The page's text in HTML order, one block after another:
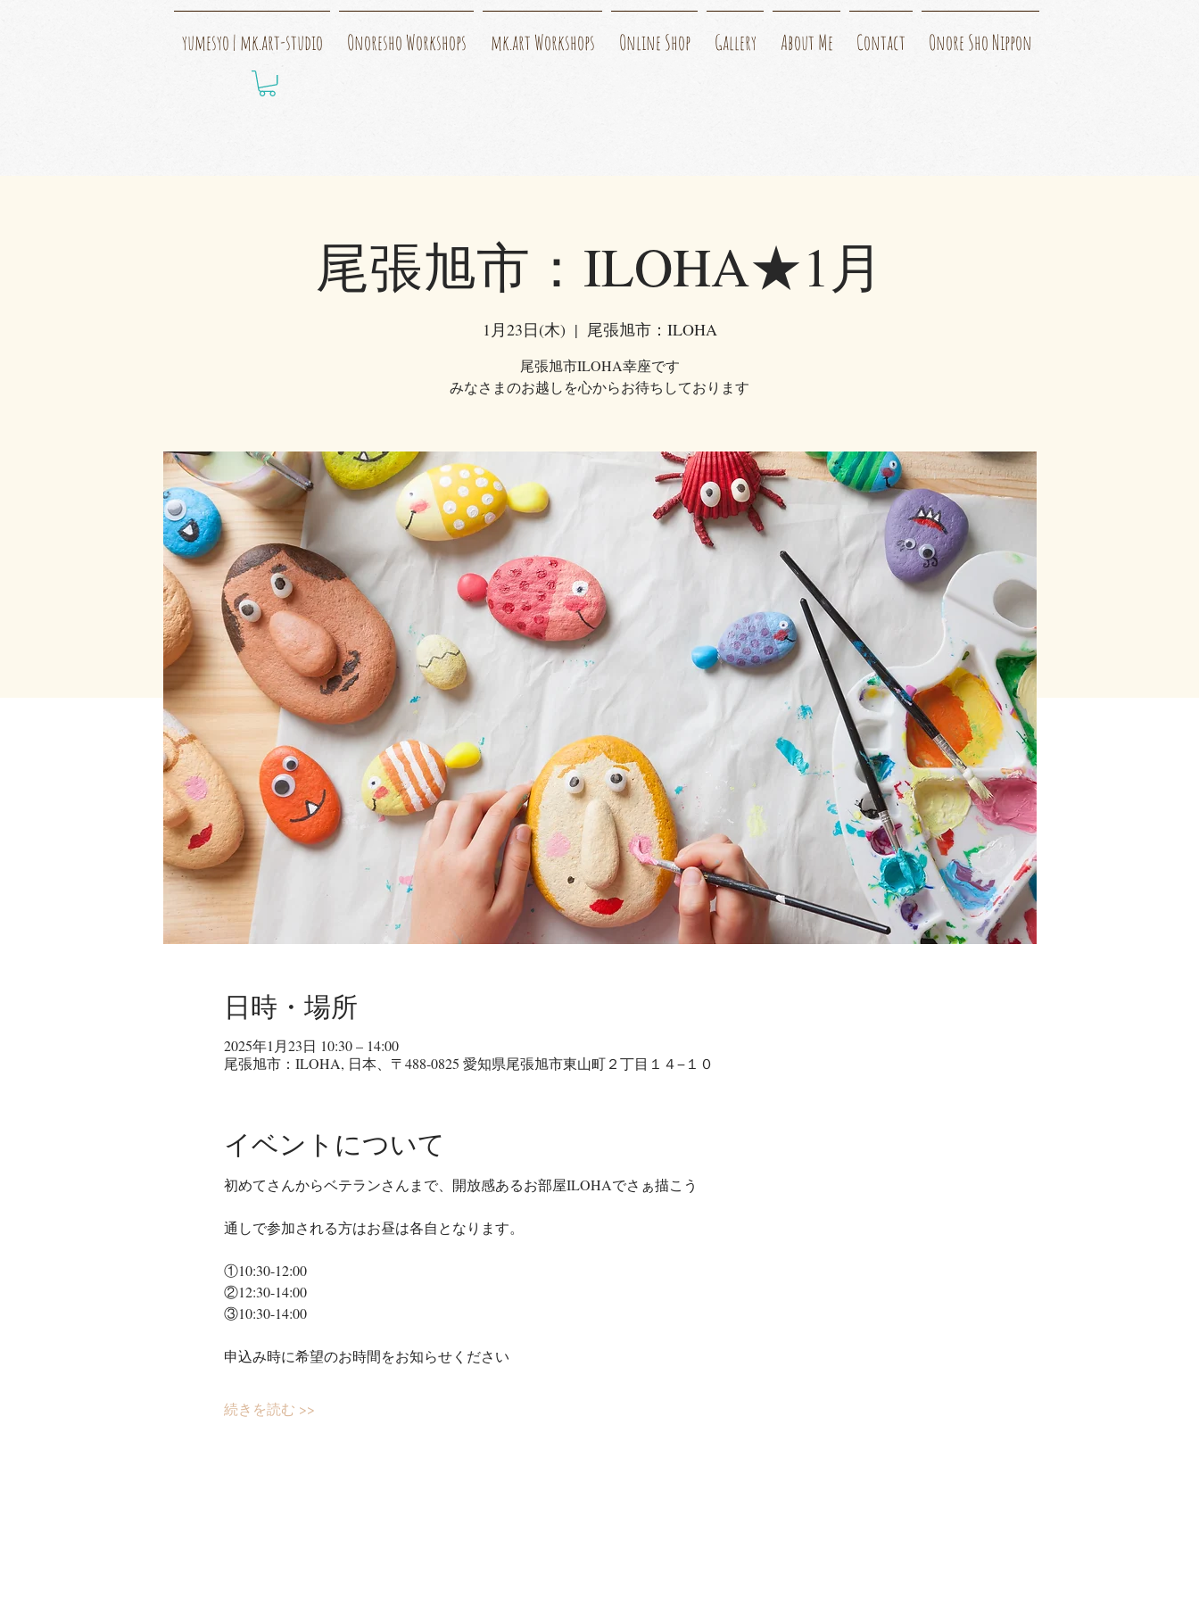
yumesyo | mk.art-studio Onoresho Workshops mk.art Workshops Online Shop Gallery About Me Contact Onore Sho Nippon
尾張旭市：ILOHA★1月
1月23日(木)
  |
尾張旭市：ILOHA
尾張旭市ILOHA幸座です
みなさまのお越しを心からお待ちしております
日時・場所
2025年1月23日 10:30 – 14:00
尾張旭市：ILOHA, 日本、〒488-0825 愛知県尾張旭市東山町２丁目１４−１０
イベントについて
初めてさんからベテランさんまで、開放感あるお部屋ILOHAでさぁ描こう
通しで参加される方はお昼は各自となります。
①10:30-12:00
②12:30-14:00
③10:30-14:00
申込み時に希望のお時間をお知らせください
続きを読む >>